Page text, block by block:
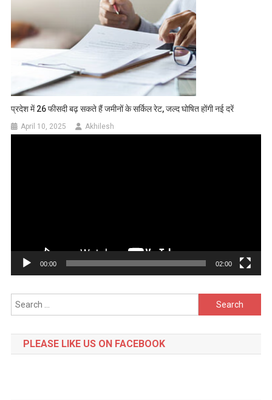
प्रदेश में 26 फीसदी बढ़ सकते हैं जमीनों के सर्किल रेट, जल्द घोषित होंगी नई दरें
April 10, 2025 Akhilesh
00:00 02:00
Search
for:
PLEASE LIKE US ON FACEBOOK